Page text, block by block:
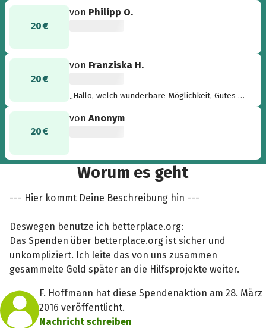
20 €
von Philipp O.
20 €
von Franziska H.
„Hallo, welch wunderbare Möglichkeit, Gutes zu
Grüße von Daniela“
20 €
vonAnonym
Worum es geht
--- Hier kommt Deine Beschreibung hin ---
Deswegen benutze ich betterplace.org:
Das Spenden über betterplace.org ist sicher und
unkompliziert. Ich leite das von uns zusammen
gesammelte Geld später an die Hilfsprojekte weiter.
F. Hoffmann hat diese Spendenaktion am 28. März
2016 veröffentlicht.
Nachricht schreiben